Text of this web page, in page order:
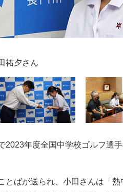
祐夕さん
2023年度全国中学校ゴルフ選
とばが送られ、小田さんは「